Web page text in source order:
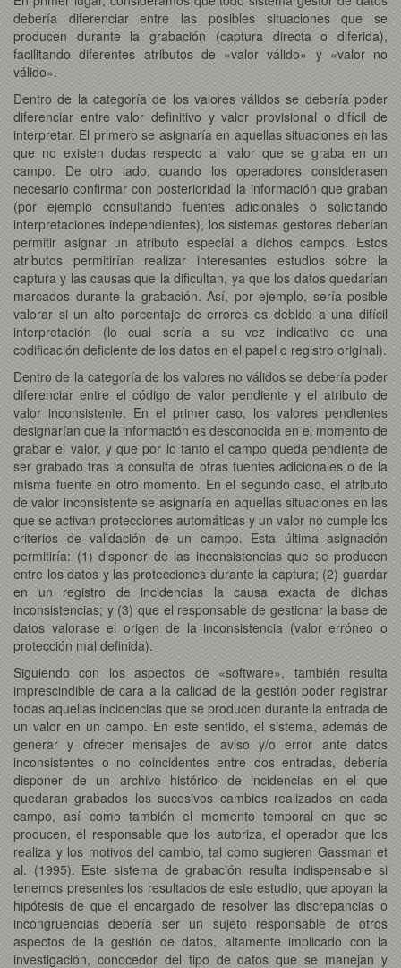
debería diferenciar entre las posibles situaciones que se
producen durante la grabación (captura directa o diferida),
facilitando diferentes atributos de «valor válido» y «valor no
válido».
Dentro de la categoría de los valores válidos se debería poder
diferenciar entre valor definitivo y valor provisional o difícil de
interpretar. El primero se asignaría en aquellas situaciones en las
que no existen dudas respecto al valor que se graba en un
campo. De otro lado, cuando los operadores considerasen
necesario confirmar con posterioridad la información que graban
(por ejemplo consultando fuentes adicionales o solicitando
interpretaciones independientes), los sistemas gestores deberían
permitir asignar un atributo especial a dichos campos. Estos
atributos permitirían realizar interesantes estudios sobre la
captura y las causas que la dificultan, ya que los datos quedarían
marcados durante la grabación. Así, por ejemplo, sería posible
valorar si un alto porcentaje de errores es debido a una difícil
interpretación (lo cual sería a su vez indicativo de una
codificación deficiente de los datos en el papel o registro original).
Dentro de la categoría de los valores no válidos se debería poder
diferenciar entre el código de valor pendiente y el atributo de
valor inconsistente. En el primer caso, los valores pendientes
designarían que la información es desconocida en el momento de
grabar el valor, y que por lo tanto el campo queda pendiente de
ser grabado tras la consulta de otras fuentes adicionales o de la
misma fuente en otro momento. En el segundo caso, el atributo
de valor inconsistente se asignaría en aquellas situaciones en las
que se activan protecciones automáticas y un valor no cumple los
criterios de validación de un campo. Esta última asignación
permitiría: (1) disponer de las inconsistencias que se producen
entre los datos y las protecciones durante la captura; (2) guardar
en un registro de incidencias la causa exacta de dichas
inconsistencias; y (3) que el responsable de gestionar la base de
datos valorase el origen de la inconsistencia (valor erróneo o
protección mal definida).
Siguiendo con los aspectos de «software», también resulta
imprescindible de cara a la calidad de la gestión poder registrar
todas aquellas incidencias que se producen durante la entrada de
un valor en un campo. En este sentido, el sistema, además de
generar y ofrecer mensajes de aviso y/o error ante datos
inconsistentes o no coincidentes entre dos entradas, debería
disponer de un archivo histórico de incidencias en el que
quedaran grabados los sucesivos cambios realizados en cada
campo, así como también el momento temporal en que se
producen, el responsable que los autoriza, el operador que los
realiza y los motivos del cambio, tal como sugieren Gassman et
al. (1995). Este sistema de grabación resulta indispensable si
tenemos presentes los resultados de este estudio, que apoyan la
hipótesis de que el encargado de resolver las discrepancias o
incongruencias debería ser un sujeto responsable de otros
aspectos de la gestión de datos, altamente implicado con la
investigación, conocedor del tipo de datos que se manejan y